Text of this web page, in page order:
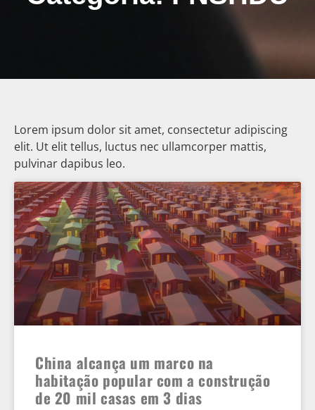
Lorem ipsum dolor sit amet, consectetur adipiscing
elit. Ut elit tellus, luctus nec ullamcorper mattis,
pulvinar dapibus leo.
China alcança um marco na
habitação popular com a construção
de 20 mil casas em 3 dias